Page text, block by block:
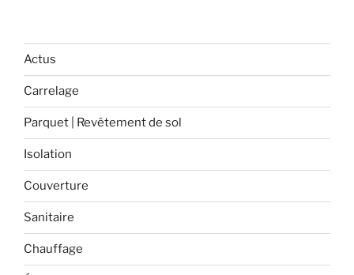
Actus
Carrelage
Parquet | Revêtement de sol
Isolation
Couverture
Sanitaire
Chauffage